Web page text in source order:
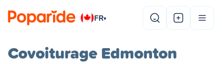
FR▾
Covoiturage Edmonton